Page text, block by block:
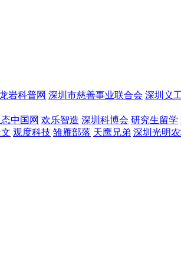
岩科普网 深圳市慈善事业联合会 深圳义
中国网 欢乐智造 深圳科博会 研究生留学
观度科技 雏雁部落 天鹰兄弟 深圳光明